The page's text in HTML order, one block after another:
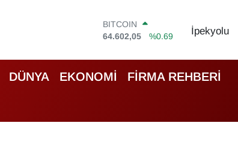
DOLAR
47,5986
%0.06
55,0700
%0.1
STERLİN
64,2438
%0.21
BİST100
İpekyolu
DÜNYA EKONOMİ FİRMA REHBERİ